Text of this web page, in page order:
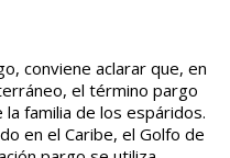
conviene aclarar que, en
el término pargo
familia de los espáridos.
en el Caribe, el Golfo de